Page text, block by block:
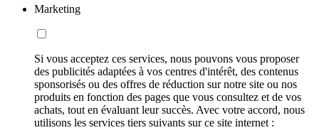
Marketing
Si vous acceptez ces services, nous pouvons vous proposer
des publicités adaptées à vos centres d'intérêt, des contenus
sponsorisés ou des offres de réduction sur notre site ou nos
produits en fonction des pages que vous consultez et de vos
achats, tout en évaluant leur succès. Avec votre accord, nous
utilisons les services tiers suivants sur ce site internet :